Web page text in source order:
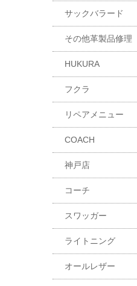
サックバラード
その他革製品修理
HUKURA
フクラ
リペアメニュー
COACH
神戸店
コーチ
スワッガー
ライトニング
オールレザー